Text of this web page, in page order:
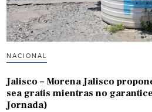
NACIONAL
Jalisco – Morena Jalisco
sea gratis mientras no
Jornada)